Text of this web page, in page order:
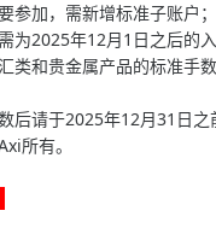
参加，需新增标准子账户；
为2025年12月1日之后的入
类和贵金属产品的标准手
后请于2025年12月31日
所有。